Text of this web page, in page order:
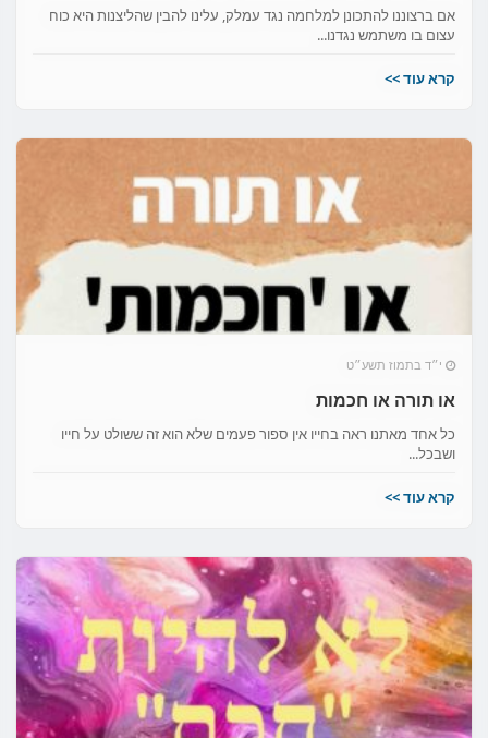
אם ברצוננו להתכונן למלחמה נגד עמלק, עלינו להבין שהליצנות היא כוח
עצום בו משתמש נגדנו...
קרא עוד >>
י״ד בתמוז תשע״ט
או תורה או חכמות
כל אחד מאתנו ראה בחייו אין ספור פעמים שלא הוא זה ששולט על חייו
ושבכל...
קרא עוד >>